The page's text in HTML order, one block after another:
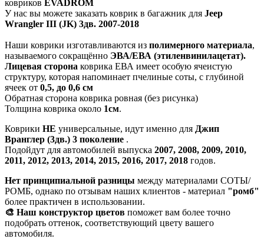
ковриков EVADROM
У нас вы можете заказать коврик в багажник для Jeep
Wrangler III (JK) 3дв. 2007-2018
Наши коврики изготавливаются из полимерного материала,
называемого сокращённо ЭВА/ЕВА (этиленвинилацетат).
Лицевая сторона коврика ЕВА имеет особую ячеистую
структуру, которая напоминает пчелиные соты, с глубиной
ячеек от 0,5, до 0,6 см
Обратная сторона коврика ровная (без рисунка)
Толщина коврика около 1см.
Коврики НЕ универсальные, идут именно для Джип
Вранглер (3дв.) 3 поколение .
Подойдут для автомобилей выпуска 2007, 2008, 2009, 2010,
2011, 2012, 2013, 2014, 2015, 2016, 2017, 2018 годов.
Нет принципиальной разницы между материалами СОТЫ/
РОМБ, однако по отзывам наших клиентов - материал "ромб"
более практичен в использовании.
🎨 Наш конструктор цветов поможет вам более точно
подобрать оттенок, соответствующий цвету вашего
автомобиля.